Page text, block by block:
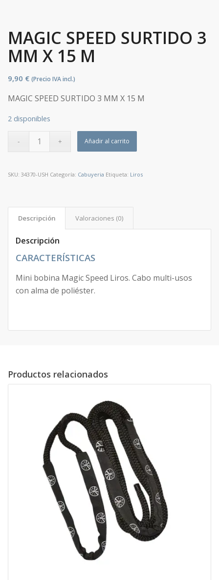
MAGIC SPEED SURTIDO 3
MM X 15 M
9,90 € (Precio IVA incl.)
MAGIC SPEED SURTIDO 3 MM X 15 M
2 disponibles
Añadir al carrito
SKU: 34370-USH Categoría: Cabuyeria Etiqueta: Liros
Descripción Valoraciones (0)
Descripción
CARACTERÍSTICAS
Mini bobina Magic Speed Liros. Cabo multi-usos
con alma de poliéster.
Productos relacionados